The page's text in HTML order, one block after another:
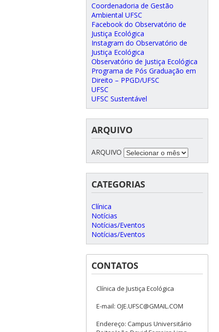
Coordenadoria de Gestão
Ambiental UFSC
Facebook do Observatório de
Justiça Ecológica
Instagram do Observatório de
Justiça Ecológica
Observatório de Justiça Ecológica
Programa de Pós Graduação em
Direito – PPGD/UFSC
UFSC
UFSC Sustentável
ARQUIVO
ARQUIVO
CATEGORIAS
Clínica
Notícias
Notícias/Eventos
Notícias/Eventos
CONTATOS
Clínica de Justiça Ecológica
E-mail: OJE.UFSC@GMAIL.COM
Endereço: Campus Universitário